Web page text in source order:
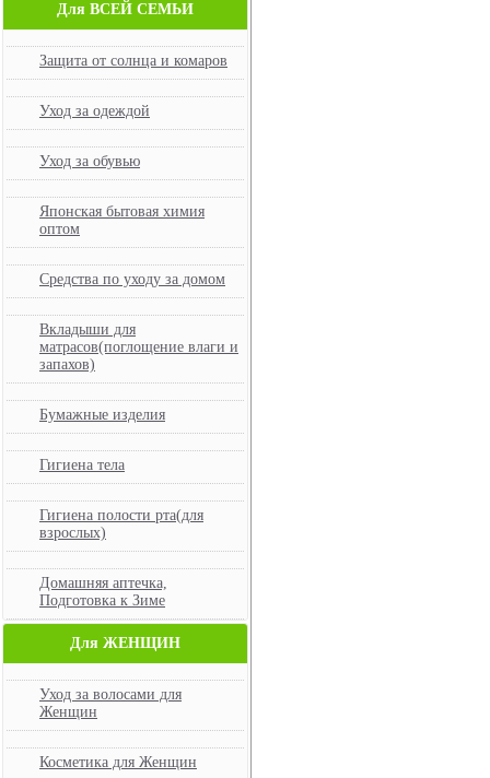
Для ВСЕЙ СЕМЬИ
Защита от солнца и комаров
Уход за одеждой
Уход за обувью
Японская бытовая химия
оптом
Средства по уходу за домом
Вкладыши для
матрасов(поглощение влаги и
запахов)
Бумажные изделия
Гигиена тела
Гигиена полости рта(для
взрослых)
Домашняя аптечка,
Подготовка к Зиме
Для ЖЕНЩИН
Уход за волосами для
Женщин
Косметика для Женщин